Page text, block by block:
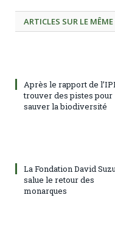
ARTICLES SUR LE
Après le rapport de
trouver des pistes pour
sauver la biodiversité
La Fondation David
salue le retour des
monarques